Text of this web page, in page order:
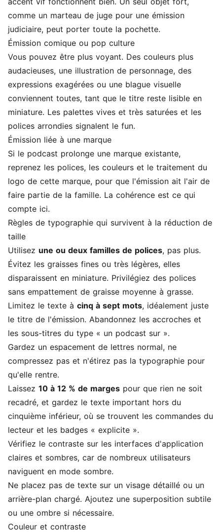
comme un marteau de juge pour une émission
judiciaire, peut porter toute la pochette.
Émission comique ou pop culture
Vous pouvez être plus voyant. Des couleurs plus
audacieuses, une illustration de personnage, des
expressions exagérées ou une blague visuelle
conviennent toutes, tant que le titre reste lisible en
miniature. Les palettes vives et très saturées et les
polices arrondies signalent le fun.
Émission liée à une marque
Si le podcast prolonge une marque existante,
reprenez les polices, les couleurs et le traitement du
logo de cette marque, pour que l'émission ait l'air de
faire partie de la famille. La cohérence est ce qui
compte ici.
Règles de typographie qui survivent à la réduction de
taille
Utilisez une ou deux familles de polices, pas plus.
Évitez les graisses fines ou très légères, elles
disparaissent en miniature. Privilégiez des polices
sans empattement de graisse moyenne à grasse.
Limitez le texte à cinq à sept mots, idéalement juste
le titre de l'émission. Abandonnez les accroches et
les sous-titres du type « un podcast sur ».
Gardez un espacement de lettres normal, ne
compressez pas et n'étirez pas la typographie pour
qu'elle rentre.
Laissez 10 à 12 % de marges pour que rien ne soit
recadré, et gardez le texte important hors du
cinquième inférieur, où se trouvent les commandes du
lecteur et les badges « explicite ».
Vérifiez le contraste sur les interfaces d'application
claires et sombres, car de nombreux utilisateurs
naviguent en mode sombre.
Ne placez pas de texte sur un visage détaillé ou un
arrière-plan chargé. Ajoutez une superposition subtile
ou une ombre si nécessaire.
Couleur et contraste